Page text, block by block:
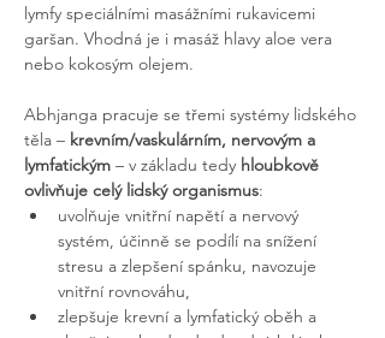
lymfy speciálními masážními rukavicemi
garšan. Vhodná je i masáž hlavy aloe vera
nebo kokosým olejem.
Abhjanga pracuje se třemi systémy lidského
těla – krevním/vaskulárním, nervovým a
lymfatickým – v základu tedy hloubkově
ovlivňuje celý lidský organismus:
uvolňuje vnitřní napětí a nervový
systém, účinně se podílí na snížení
stresu a zlepšení spánku, navozuje
vnitřní rovnováhu,
zlepšuje krevní a lymfatický oběh a